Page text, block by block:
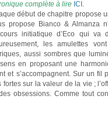
complète à lire ICI .
début de chapitre propose
propose Bianco & Almanza
initiatique d’Eco qui va
les amulettes
aussi sombres que
en proposant une
et s’accompagnent. Sur un
fortes sur la valeur de la vie ;
obsessions. Comme tout